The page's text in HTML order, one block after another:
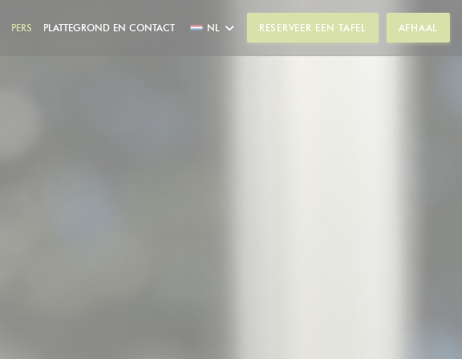
PERS PLATTEGROND EN CONTACT NL RESERVEER EEN TAFEL AFHAAL